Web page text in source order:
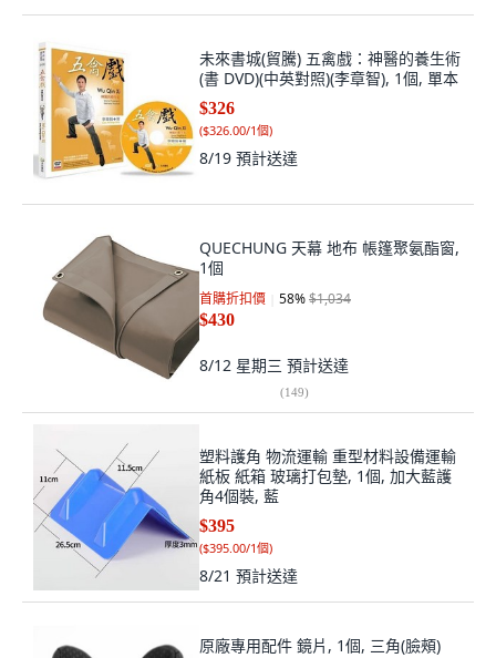
未來書城(貿騰) 五禽戲：神醫的養生術
(書 DVD)(中英對照)(李章智), 1個, 單本
$326
($326.00/1個)
8/19 預計送達
QUECHUNG 天幕 地布 帳篷聚氨酯窗,
1個
首購折扣價 58%$1,034
$430
8/12 星期三 預計送達
(149)
塑料護角 物流運輸 重型材料設備運輸
紙板 紙箱 玻璃打包墊, 1個, 加大藍護
角4個裝, 藍
$395
($395.00/1個)
8/21 預計送達
原廠專用配件 鏡片, 1個, 三角(臉頰)